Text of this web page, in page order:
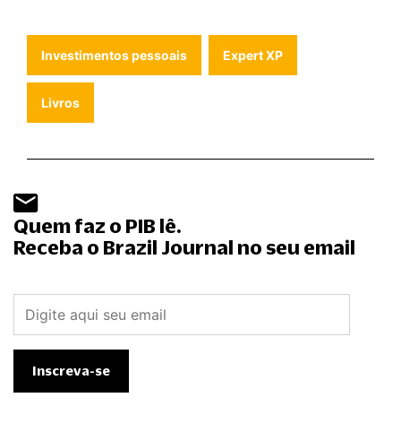
Investimentos pessoais Expert XP
Livros
Quem faz o PIB lê.
Receba o Brazil Journal no seu email